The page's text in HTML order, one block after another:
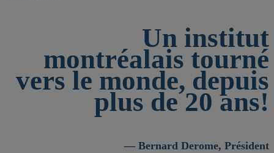
Un institut
montréalais tourné
vers le monde, depuis
plus de 20 ans!
— Bernard Derome, Président